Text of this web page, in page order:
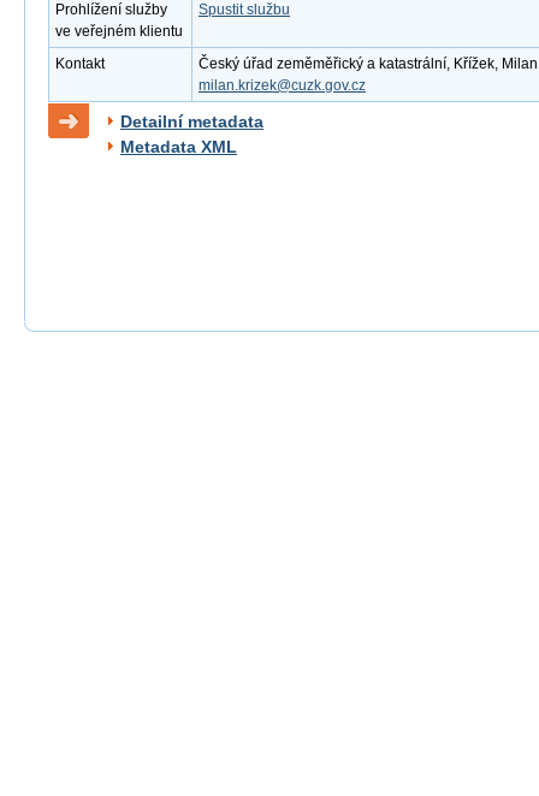
Prohlížení služby
ve veřejném klientu
Spustit službu
Kontakt
Český úřad zeměměřický a katastrální, Křížek,
milan.krizek@cuzk.gov.cz
Detailní metadata
Metadata XML